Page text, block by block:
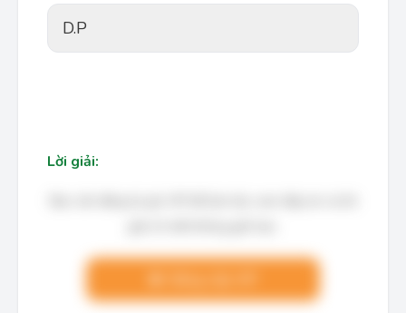
D.P
Lời giải: